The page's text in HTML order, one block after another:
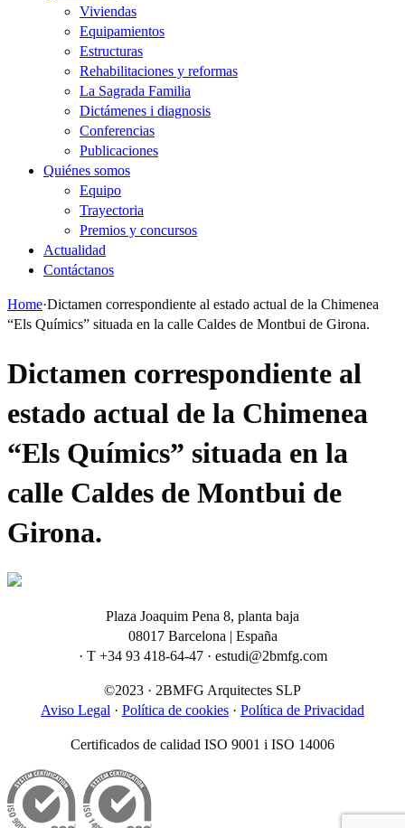
Viviendas
Equipamientos
Estructuras
Rehabilitaciones y reformas
La Sagrada Familia
Dictámenes i diagnosis
Conferencias
Publicaciones
Quiénes somos
Equipo
Trayectoria
Premios y concursos
Actualidad
Contáctanos
Home·Dictamen correspondiente al estado actual de la Chimenea
“Els Químics” situada en la calle Caldes de Montbui de Girona.
Dictamen correspondiente al
estado actual de la Chimenea
“Els Químics” situada en la
calle Caldes de Montbui de
Girona.
Plaza Joaquim Pena 8, planta baja
08017 Barcelona | España
· T +34 93 418-64-47 · estudi@2bmfg.com
©2023 · 2BMFG Arquitectes SLP
Aviso Legal · Política de cookies · Política de Privacidad
Certificados de calidad ISO 9001 i ISO 14006